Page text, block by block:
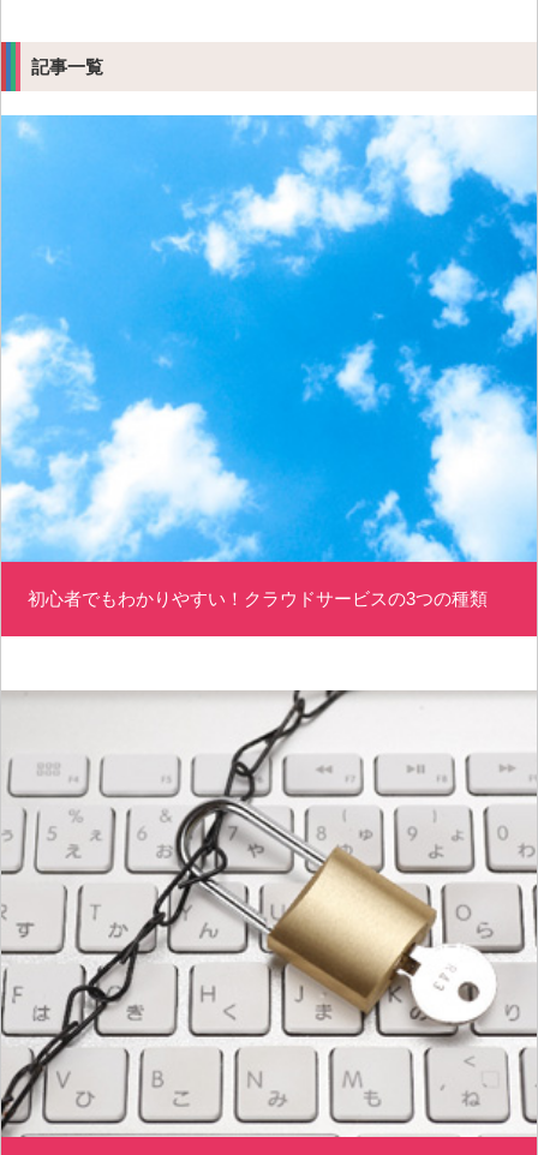
記事一覧
初心者でもわかりやすい！クラウドサービスの3つの種類